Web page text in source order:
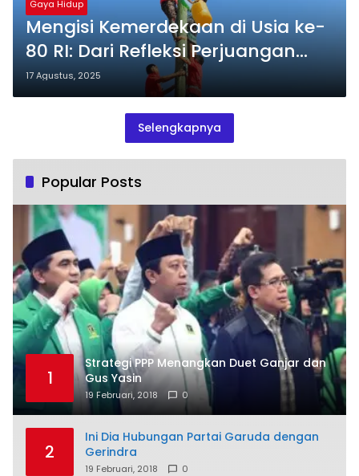
Gaya Hidup
Mengisi Kemerdekaan di Usia ke-
80 RI: Dari Refleksi Perjuangan
hingga Aksi Nyata
17 Agustus, 2025
Selengkapnya
Popular Posts
1
Strategi PPP Menangkan Duet Ganjar dan
Gus Yasin
19 Februari, 2018 0
2
Ini Dia Hubungan Partai Garuda dengan
Gerindra
19 Februari, 2018 0